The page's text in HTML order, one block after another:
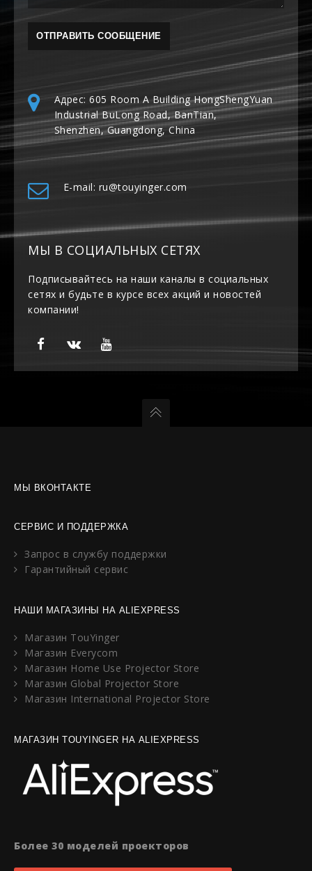
Адрес: 605 Room A Building HongShengYuan
Industrial BuLong Road, BanTian,
Shenzhen, Guangdong, China
E-mail: ru@touyinger.com
МЫ В СОЦИАЛЬНЫХ СЕТЯХ
Подписывайтесь на наши каналы в социальных
сетях и будьте в курсе всех акций и новостей
компании!
МЫ ВКОНТАКТЕ
СЕРВИС И ПОДДЕРЖКА
Запрос в службу поддержки
Гарантийный сервис
НАШИ МАГАЗИНЫ НА ALIEXPRESS
Магазин TouYinger
Магазин Everycom
Магазин Home Use Projector Store
Магазин Global Projector Store
Магазин International Projector Store
МАГАЗИН TOUYINGER НА ALIEXPRESS
Более 30 моделей проекторов